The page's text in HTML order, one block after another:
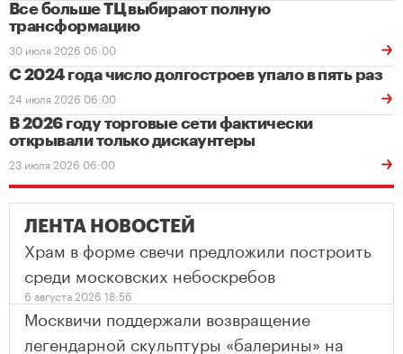
Все больше ТЦ выбирают полную
трансформацию
30 июля 2026 06:00
С 2024 года число долгостроев упало в пять раз
24 июля 2026 06:00
В 2026 году торговые сети фактически
открывали только дискаунтеры
23 июля 2026 06:00
ЛЕНТА НОВОСТЕЙ
Храм в форме свечи предложили построить
среди московских небоскребов
6 августа 2026 18:56
Москвичи поддержали возвращение
легендарной скульптуры «балерины» на